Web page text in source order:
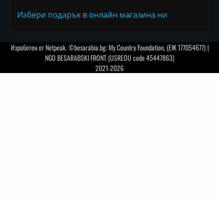
Избери подарък в онлайн магазина ни
Изработен отNetpeak. ©besarabia.bg: My Country Foundation, (EIK 177054677) |
NGO BESARABSKI FRONT (USREOU code 45447863)
2021-2026